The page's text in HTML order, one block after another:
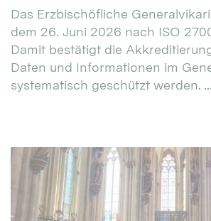
Das Erzbischöfliche
dem 26. Juni 2026 nach ISO
Damit bestätigt die
Daten und Informationen im
systematisch geschützt werden. ...